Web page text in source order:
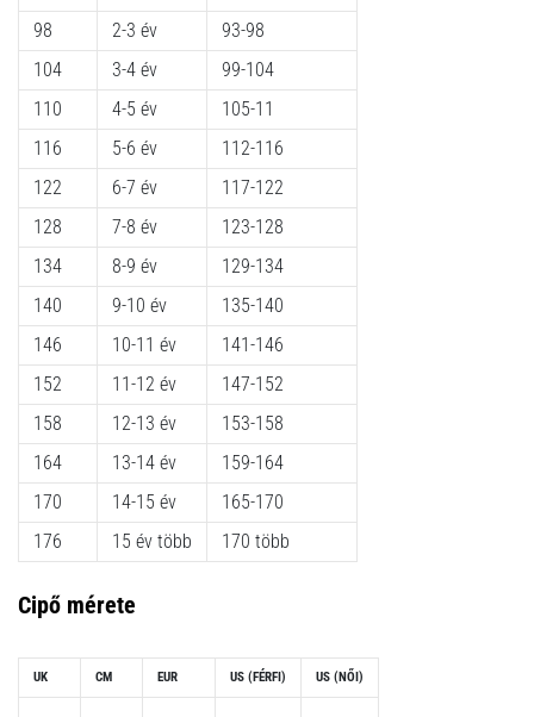
98
104
110
116
122
128
134
140
146
152
158
164
170
176
2-3 év
3-4 év
4-5 év
5-6 év
6-7 év
7-8 év
8-9 év
9-10 év
10-11 év
11-12 év
12-13 év
13-14 év
14-15 év
15 év több
93-98
99-104
105-11
112-116
117-122
123-128
129-134
135-140
141-146
147-152
153-158
159-164
165-170
170 több
Cipő mérete
UK CM EUR US (FÉRFI) US (NŐI)